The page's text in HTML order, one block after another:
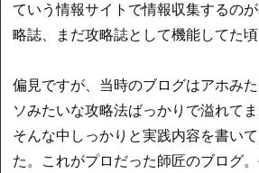
ていう情報サイトで情報収集するの
略誌、まだ攻略誌として機能してた頃
偏見ですが、当時のブログはアホみ
ソみたいな攻略法ばっかりで溢れてま
そんな中しっかりと実践内容を書い
た。これがプロだった師匠のブログ